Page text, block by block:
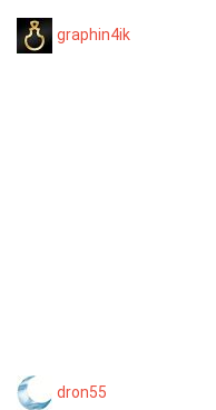
graphin4ik
dron55